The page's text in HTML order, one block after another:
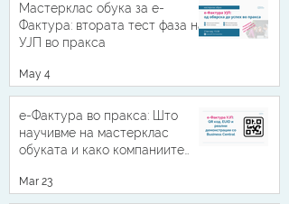
Мастерклас обука за е-
Фактура: втората тест фаза на
УЈП во пракса
May 4
е-Фактура во пракса: Што
научивме на мастерклас
обуката и како компаниите
Mar 23